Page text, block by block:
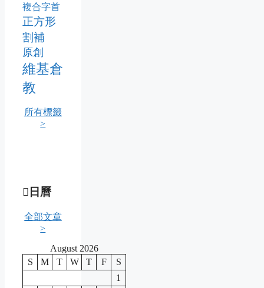
複合字首
正方形
割補
原創
維基倉
教
所有標籤
>
日曆
全部文章
>
August 2026
S
M T W T F
S
1